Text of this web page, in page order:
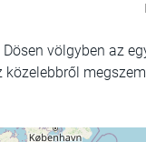
völgyben az
közelebbről